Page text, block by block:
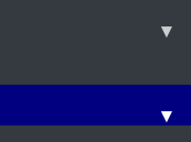
▾
▾